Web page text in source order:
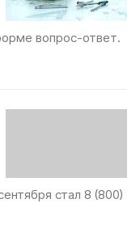
вопрос-ответ.
стал 8 (800)